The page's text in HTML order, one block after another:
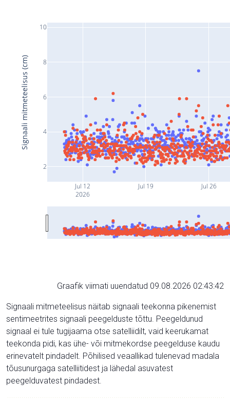
Jul 12
2026
Jul 19 Jul 26
2
4
6
8
10
Signaali mitmeteelisus (cm)
Graafik viimati uuendatud 09.08.2026 02:43:42
Signaali mitmeteelisus näitab signaali teekonna pikenemist
sentimeetrites signaali peegelduste tõttu. Peegeldunud
signaal ei tule tugijaama otse satelliidilt, vaid keerukamat
teekonda pidi, kas ühe- või mitmekordse peegelduse kaudu
erinevatelt pindadelt. Põhilised veaallikad tulenevad madala
tõusunurgaga satelliitidest ja lähedal asuvatest
peegelduvatest pindadest.